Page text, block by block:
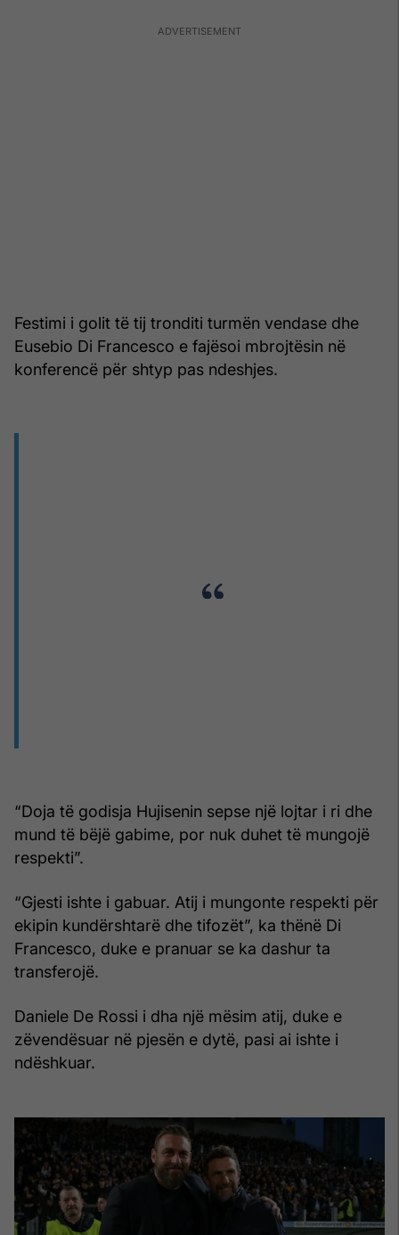
Festimi i golit të tij tronditi turmën vendase dhe
Eusebio Di Francesco e fajësoi mbrojtësin në
konferencë për shtyp pas ndeshjes.
“Doja të godisja Hujisenin sepse një lojtar i ri dhe
mund të bëjë gabime, por nuk duhet të mungojë
respekti”.
“Gjesti ishte i gabuar. Atij i mungonte respekti për
ekipin kundërshtarë dhe tifozët”, ka thënë Di
Francesco, duke e pranuar se ka dashur ta
transferojë.
Daniele De Rossi i dha një mësim atij, duke e
zëvendësuar në pjesën e dytë, pasi ai ishte i
ndëshkuar.